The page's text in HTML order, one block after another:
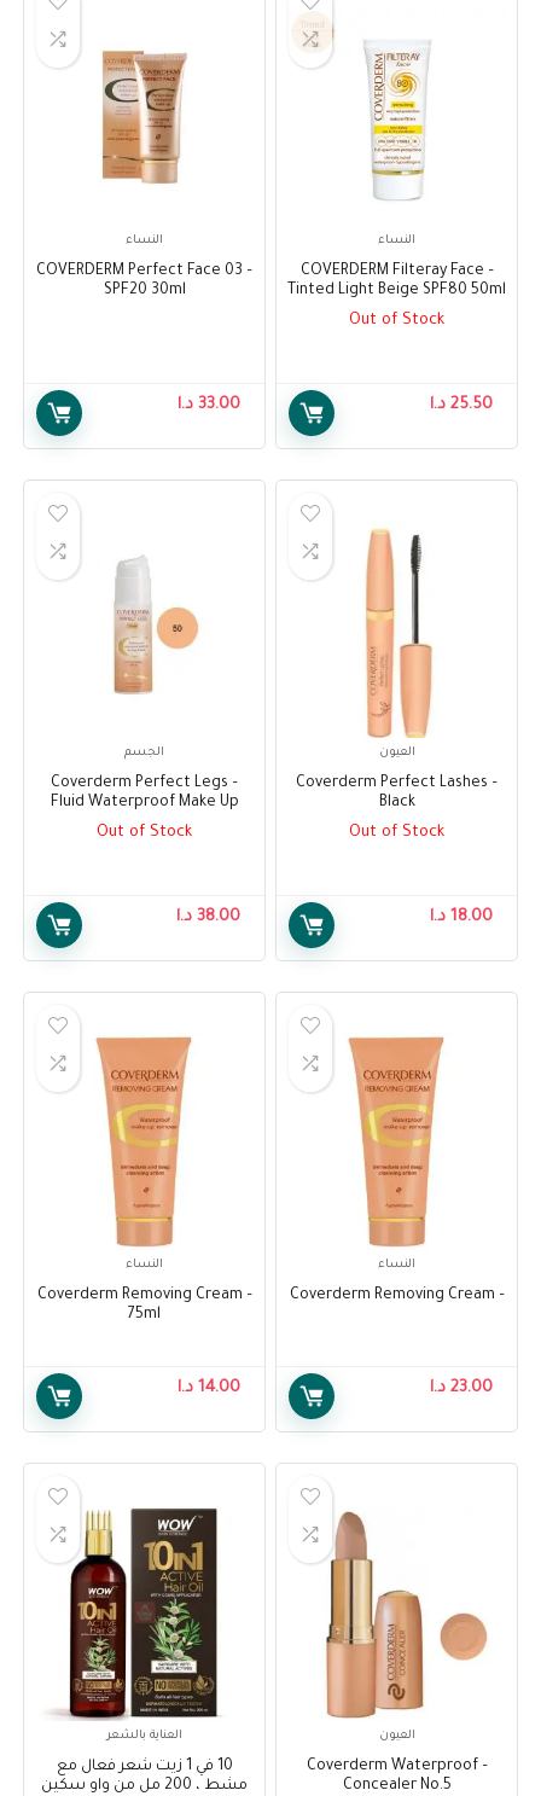
النساء
– COVERDERM Filteray Face
Tinted Light Beige SPF80 50ml
Out of Stock
25.50 د.ا
النساء
– COVERDERM Perfect Face 03
SPF20 30ml
33.00 د.ا
العيون
– Coverderm Perfect Lashes
Black
Out of Stock
18.00 د.ا
الجسم
– Coverderm Perfect Legs
Fluid Waterproof Make Up
No.50
Out of Stock
38.00 د.ا
النساء
– Coverderm Removing Cream
23.00 د.ا
النساء
– Coverderm Removing Cream
75ml
14.00 د.ا
العيون
– Coverderm Waterproof
Concealer No.5
العناية بالشعر
10 في 1 زيت شعر فعال مع
مشط ، 200 مل من واو سكين